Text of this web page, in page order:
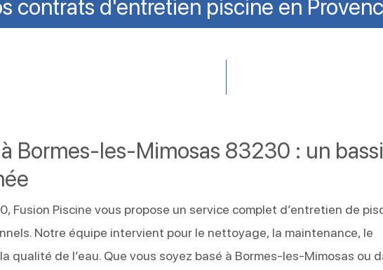
contrats d'entretien piscine en
Bormes-les-Mimosas 83230 : un
Fusion Piscine vous propose un service complet d’entretien de
Notre équipe intervient pour le nettoyage, la maintenance, le
qualité de l’eau. Que vous soyez basé à Bormes-les-Mimosas ou